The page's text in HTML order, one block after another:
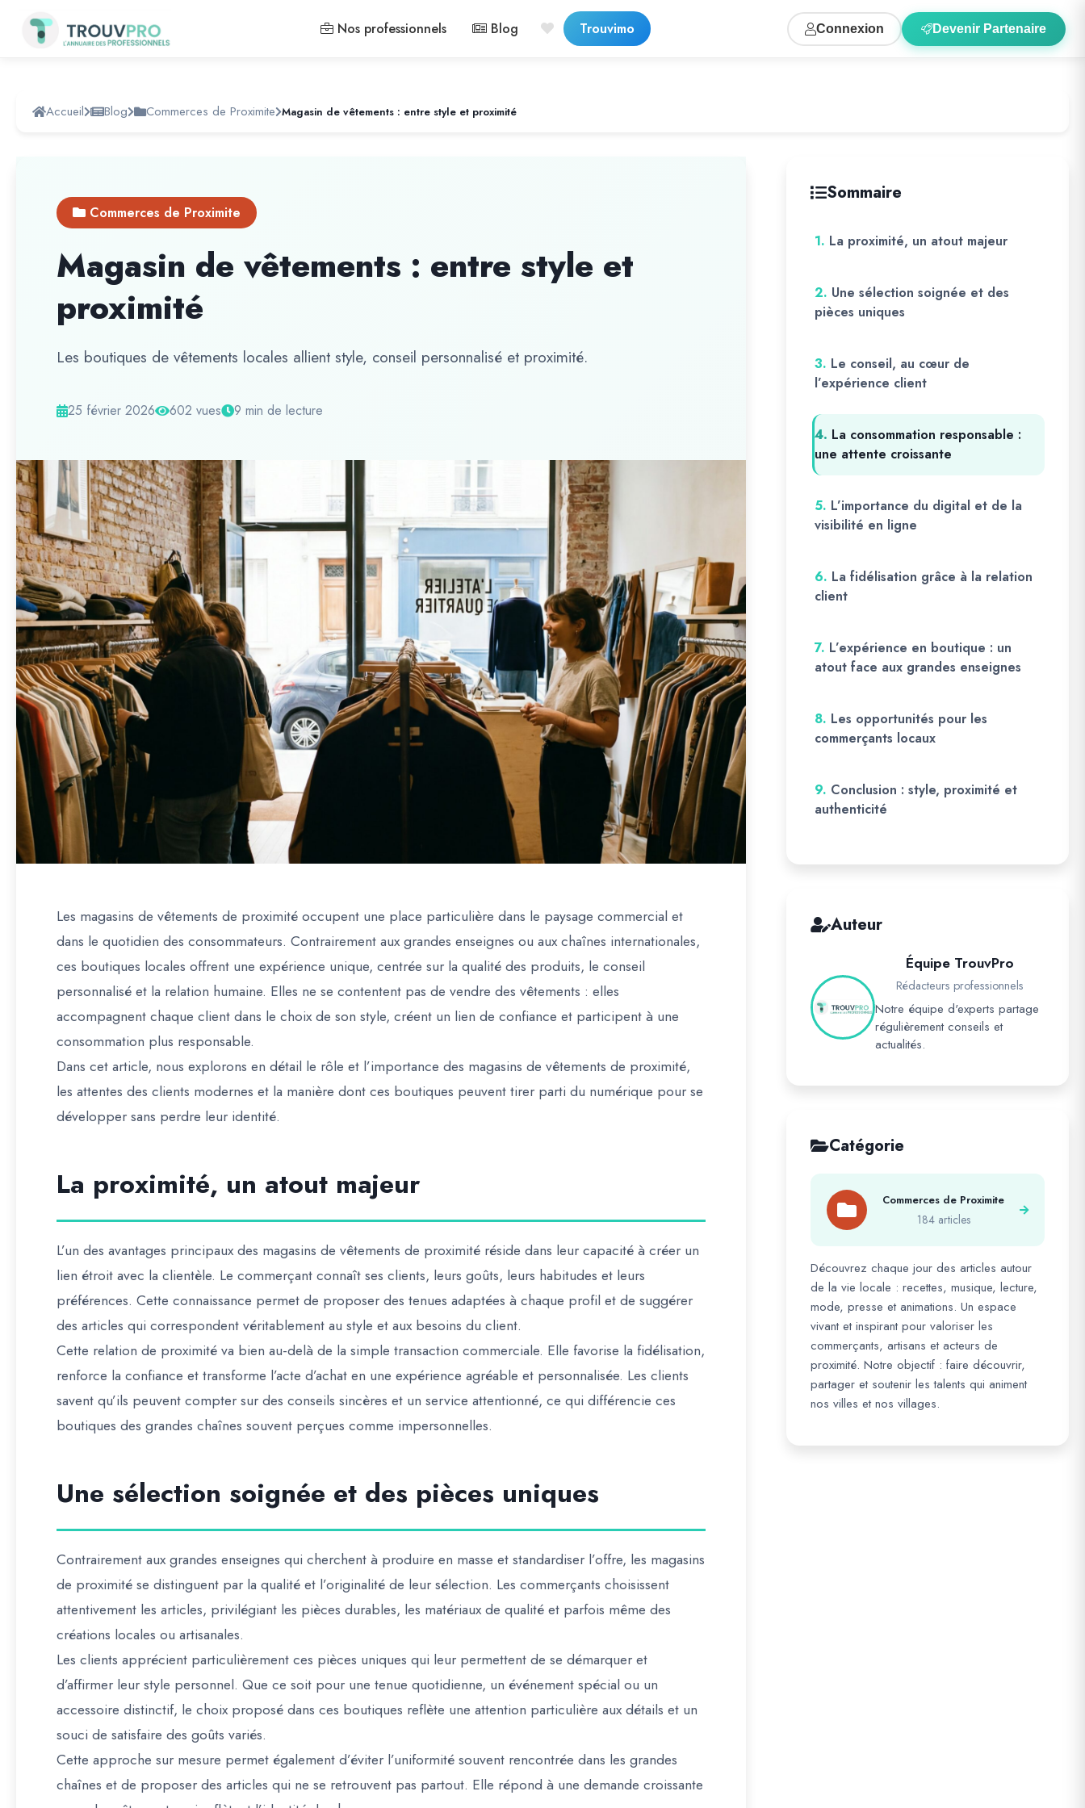
Nos professionnels Blog Trouvimo Connexion Devenir Partenaire
Accueil Blog Commerces de Proximite Magasin de vêtements : entre style et proximité
Commerces de Proximite
Magasin de vêtements : entre style et
proximité
Les boutiques de vêtements locales allient style, conseil personnalisé et proximité.
25 février 2026 602 vues 9 min de lecture
Les magasins de vêtements de proximité occupent une place particulière dans le paysage commercial et
dans le quotidien des consommateurs. Contrairement aux grandes enseignes ou aux chaînes internationales,
ces boutiques locales offrent une expérience unique, centrée sur la qualité des produits, le conseil
personnalisé et la relation humaine. Elles ne se contentent pas de vendre des vêtements : elles
accompagnent chaque client dans le choix de son style, créent un lien de confiance et participent à une
consommation plus responsable.
Dans cet article, nous explorons en détail le rôle et l’importance des magasins de vêtements de proximité,
les attentes des clients modernes et la manière dont ces boutiques peuvent tirer parti du numérique pour se
développer sans perdre leur identité.
La proximité, un atout majeur
L’un des avantages principaux des magasins de vêtements de proximité réside dans leur capacité à créer un
lien étroit avec la clientèle. Le commerçant connaît ses clients, leurs goûts, leurs habitudes et leurs
préférences. Cette connaissance permet de proposer des tenues adaptées à chaque profil et de suggérer
des articles qui correspondent véritablement au style et aux besoins du client.
Cette relation de proximité va bien au-delà de la simple transaction commerciale. Elle favorise la fidélisation,
renforce la confiance et transforme l’acte d’achat en une expérience agréable et personnalisée. Les clients
savent qu’ils peuvent compter sur des conseils sincères et un service attentionné, ce qui différencie ces
boutiques des grandes chaînes souvent perçues comme impersonnelles.
Une sélection soignée et des pièces uniques
Contrairement aux grandes enseignes qui cherchent à produire en masse et standardiser l’offre, les magasins
de proximité se distinguent par la qualité et l’originalité de leur sélection. Les commerçants choisissent
attentivement les articles, privilégiant les pièces durables, les matériaux de qualité et parfois même des
créations locales ou artisanales.
Les clients apprécient particulièrement ces pièces uniques qui leur permettent de se démarquer et
d’affirmer leur style personnel. Que ce soit pour une tenue quotidienne, un événement spécial ou un
accessoire distinctif, le choix proposé dans ces boutiques reflète une attention particulière aux détails et un
souci de satisfaire des goûts variés.
Cette approche sur mesure permet également d’éviter l’uniformité souvent rencontrée dans les grandes
chaînes et de proposer des articles qui ne se retrouvent pas partout. Elle répond à une demande croissante
Sommaire
1. La proximité, un atout majeur
2. Une sélection soignée et des
pièces uniques
3. Le conseil, au cœur de
l’expérience client
4. La consommation responsable :
une attente croissante
5. L’importance du digital et de la
visibilité en ligne
6. La fidélisation grâce à la relation
client
7. L’expérience en boutique : un
atout face aux grandes enseignes
8. Les opportunités pour les
commerçants locaux
9. Conclusion : style, proximité et
authenticité
Auteur
Équipe TrouvPro
Rédacteurs professionnels
Notre équipe d'experts partage
régulièrement conseils et
actualités.
Catégorie
Commerces de Proximite
184 articles
Découvrez chaque jour des articles autour
de la vie locale : recettes, musique, lecture,
mode, presse et animations. Un espace
vivant et inspirant pour valoriser les
commerçants, artisans et acteurs de
proximité. Notre objectif : faire découvrir,
partager et soutenir les talents qui animent
nos villes et nos villages.